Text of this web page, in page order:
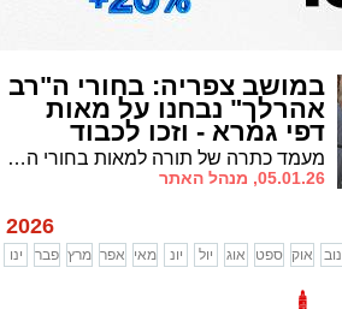
במושב צפריה: בחורי ה"רב
אהרלך" נבחנו על מאות
דפי גמרא - וזכו לכבוד
מעמד כתרה של תורה למאות בחורי החמד דישיבות "תולדות אהרן" בארה"ק שנבחנו על מאות דפי גפ"ת בע"פ במסגרת חבורת "כתר תורה"
05.01.26, מנהל האתר
2026
ינו פבר מרץ אפר מאי יונ יול אוג ספט אוק נוב